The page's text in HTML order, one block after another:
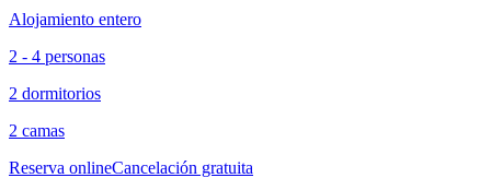
Alojamiento entero
2 - 4 personas
2 dormitorios
2 camas
Reserva onlineCancelación gratuita